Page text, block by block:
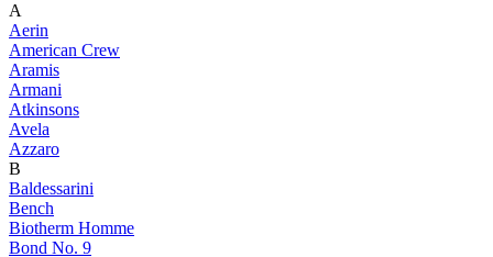
A
Aerin
American Crew
Aramis
Armani
Atkinsons
Avela
Azzaro
B
Baldessarini
Bench
Biotherm Homme
Bond No. 9